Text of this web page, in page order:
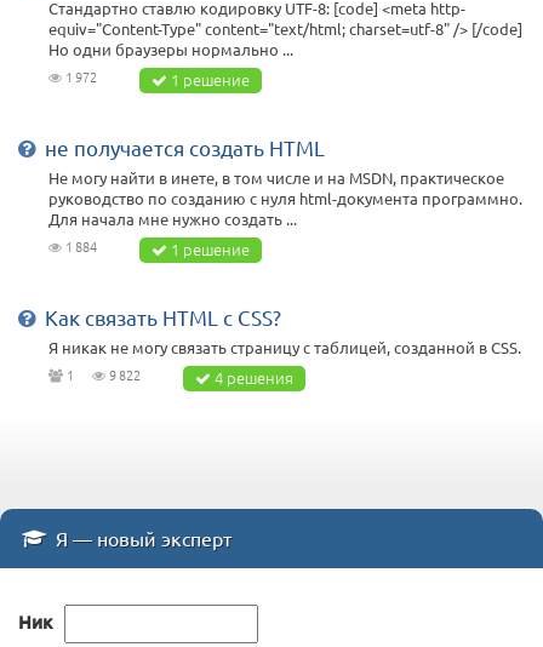
Стандартно ставлю кодировку UTF-8: [code] <meta http-
equiv="Content-Type" content="text/html; charset=utf-8" /> [/code]
Но одни браузеры нормально ...
1 972 1 решение
не получается создать HTML
Не могу найти в инете, в том числе и на MSDN, практическое
руководство по созданию с нуля html-документа программно.
Для начала мне нужно создать ...
1 884 1 решение
Как связать HTML с CSS?
Я никак не могу связать страницу с таблицей, созданной в CSS.
1 9 822 4 решения
Я — новый эксперт
Ник